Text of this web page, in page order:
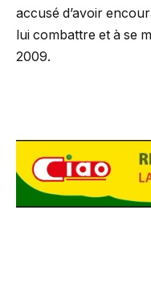
accusé d’avoir
lui combattre et à se
2009.